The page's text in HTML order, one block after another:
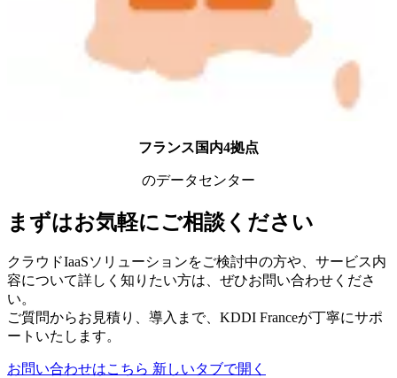
フランス国内4拠点
のデータセンター
まずはお気軽にご相談ください
クラウドIaaSソリューションをご検討中の方や、サービス内
容について詳しく知りたい方は、ぜひお問い合わせくださ
い。
ご質問からお見積り、導入まで、KDDI Franceが丁寧にサポ
ートいたします。
お問い合わせはこちら 新しいタブで開く